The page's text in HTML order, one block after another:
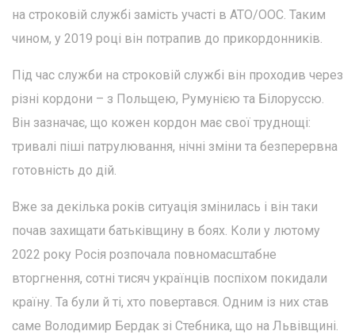
на строковій службі замість участі в АТО/ООС. Таким
чином, у 2019 році він потрапив до прикордонників.
Під час служби на строковій службі він проходив через
різні кордони – з Польщею, Румунією та Білоруссю.
Він зазначає, що кожен кордон має свої труднощі:
тривалі піші патрулювання, нічні зміни та безперервна
готовність до дій.
Вже за декілька років ситуація змінилась і він таки
почав захищати батьківщину в боях. Коли у лютому
2022 року Росія розпочала повномасштабне
вторгнення, сотні тисяч українців поспіхом покидали
країну. Та були й ті, хто повертався. Одним із них став
саме Володимир Бердак зі Стебника, що на Львівщині.